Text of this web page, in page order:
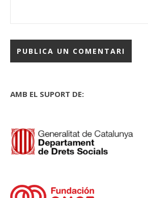
AMB EL SUPORT DE: